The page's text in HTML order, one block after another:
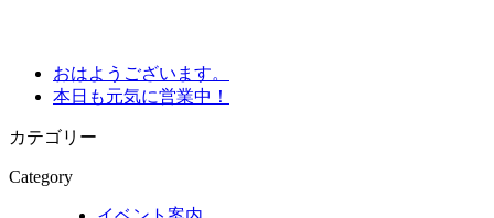
おはようございます。
本日も元気に営業中！
カテゴリー
Category